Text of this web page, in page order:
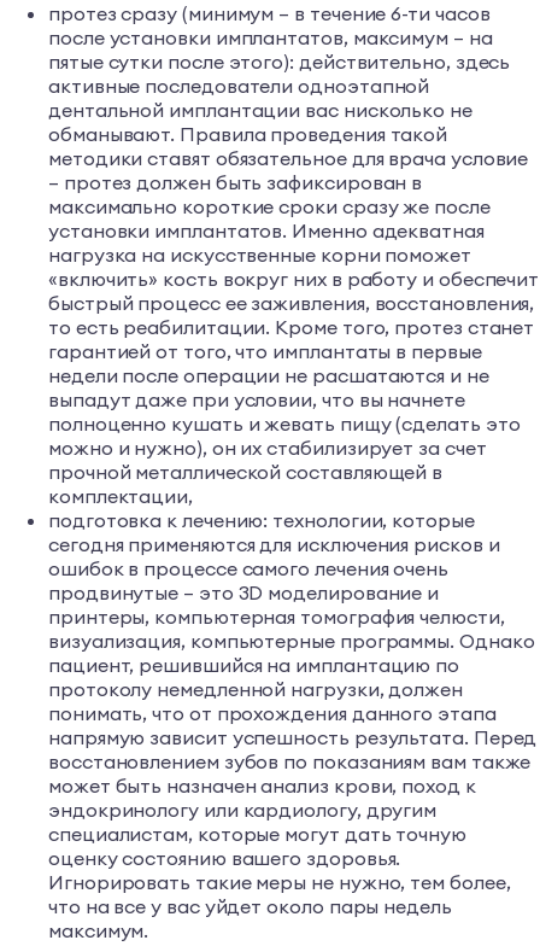
протез сразу (минимум – в течение 6-ти часов
после установки имплантатов, максимум – на
пятые сутки после этого): действительно, здесь
активные последователи одноэтапной
дентальной имплантации вас нисколько не
обманывают. Правила проведения такой
методики ставят обязательное для врача условие
– протез должен быть зафиксирован в
максимально короткие сроки сразу же после
установки имплантатов. Именно адекватная
нагрузка на искусственные корни поможет
«включить» кость вокруг них в работу и обеспечит
быстрый процесс ее заживления, восстановления,
то есть реабилитации. Кроме того, протез станет
гарантией от того, что имплантаты в первые
недели после операции не расшатаются и не
выпадут даже при условии, что вы начнете
полноценно кушать и жевать пищу (сделать это
можно и нужно), он их стабилизирует за счет
прочной металлической составляющей в
комплектации,
подготовка к лечению: технологии, которые
сегодня применяются для исключения рисков и
ошибок в процессе самого лечения очень
продвинутые – это 3D моделирование и
принтеры, компьютерная томография челюсти,
визуализация, компьютерные программы. Однако
пациент, решившийся на имплантацию по
протоколу немедленной нагрузки, должен
понимать, что от прохождения данного этапа
напрямую зависит успешность результата. Перед
восстановлением зубов по показаниям вам также
может быть назначен анализ крови, поход к
эндокринологу или кардиологу, другим
специалистам, которые могут дать точную
оценку состоянию вашего здоровья.
Игнорировать такие меры не нужно, тем более,
что на все у вас уйдет около пары недель
максимум.